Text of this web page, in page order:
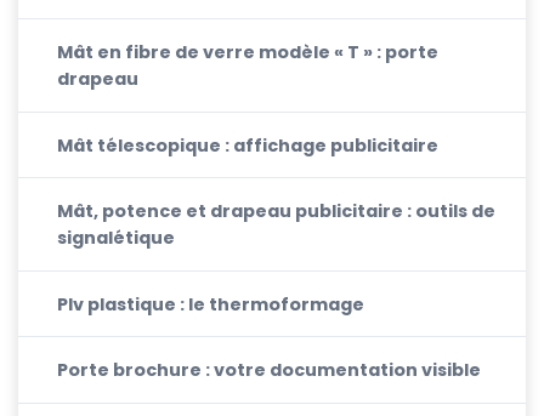
Mât en fibre de verre modèle « T » : porte
drapeau
Mât télescopique : affichage publicitaire
Mât, potence et drapeau publicitaire : outils de
signalétique
Plv plastique : le thermoformage
Porte brochure : votre documentation visible